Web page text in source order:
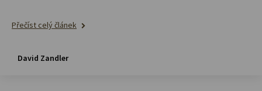
Přečíst celý článek
David Zandler